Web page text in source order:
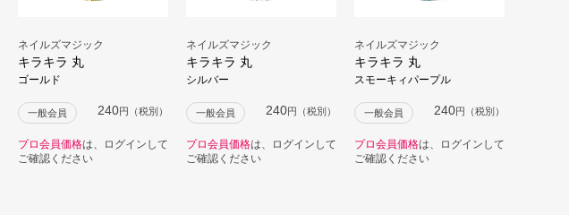
ネイルズマジック
キラキラ 丸
ゴールド
一般会員 240円（税別）
プロ会員価格は、ログインして
ご確認ください
ネイルズマジック
キラキラ 丸
シルバー
一般会員 240円（税別）
プロ会員価格は、ログインして
ご確認ください
ネイルズマジック
キラキラ 丸
スモーキィパープル
一般会員 240円（税別）
プロ会員価格は、ログインして
ご確認ください